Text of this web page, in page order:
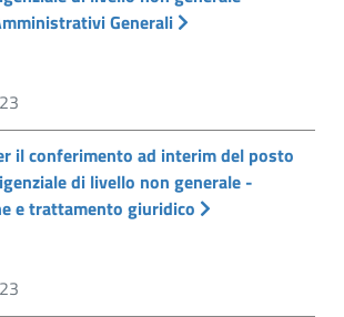
Generali
il conferimento ad interim del posto
di livello non generale -
e trattamento giuridico